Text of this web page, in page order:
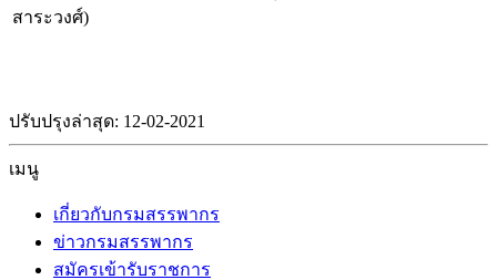
สาระวงศ์)
ปรับปรุงล่าสุด: 12-02-2021
เมนู
เกี่ยวกับกรมสรรพากร
ข่าวกรมสรรพากร
สมัครเข้ารับราชการ